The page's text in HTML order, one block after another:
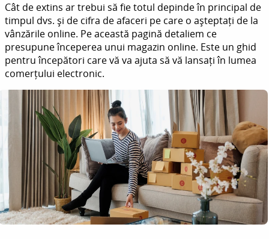
Cât de extins ar trebui să fie totul depinde în principal de
timpul dvs. și de cifra de afaceri pe care o așteptați de la
vânzările online. Pe această pagină detaliem ce
presupune începerea unui magazin online. Este un ghid
pentru începători care vă va ajuta să vă lansați în lumea
comerțului electronic.